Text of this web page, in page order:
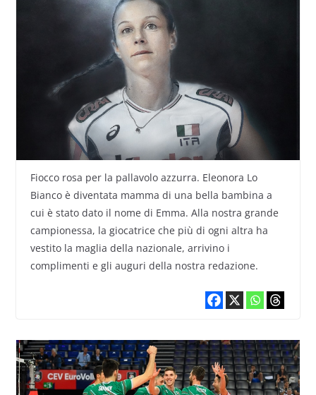
Fiocco rosa per la pallavolo azzurra. Eleonora Lo
Bianco è diventata mamma di una bella bambina a
cui è stato dato il nome di Emma. Alla nostra grande
campionessa, la giocatrice che più di ogni altra ha
vestito la maglia della nazionale, arrivino i
complimenti e gli auguri della nostra redazione.